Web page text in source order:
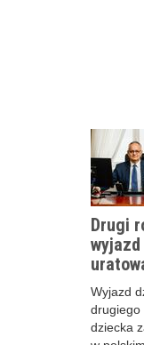
Drugi
Wyjazd
drugiego
dziecka